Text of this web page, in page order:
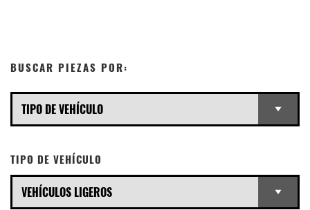
BUSCAR PIEZAS POR:
TIPO DE VEHÍCULO